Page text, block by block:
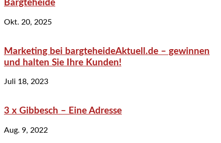
Bargteheide
Okt. 20, 2025
Marketing bei bargteheideAktuell.de – gewinnen
und halten Sie Ihre Kunden!
Juli 18, 2023
3 x Gibbesch – Eine Adresse
Aug. 9, 2022